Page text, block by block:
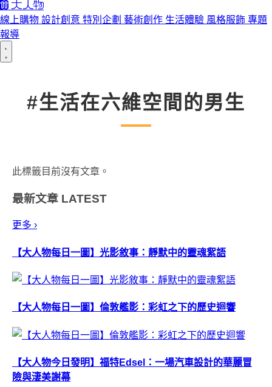
線上購物 設計創意 特別企劃 藝術創作 生活體驗 風格服飾 專題
報導
#生活在六維空間的男生
此標籤目前沒有文章。
最新文章 LATEST
更多 ›
【大人物每日一圖】光影敘事：靜默中的靈魂絮語
【大人物每日一圖】倫敦艦影：彩虹之下的歷史迴響
【大人物今日發明】福特Edsel：一場汽車設計的華麗冒
險與淒美謝幕